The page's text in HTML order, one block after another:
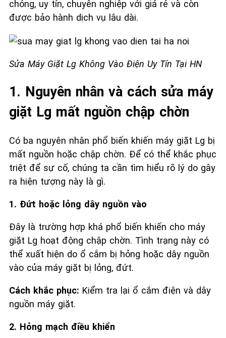
chóng, uy tín, chuyên nghiệp với giá rẻ và còn
được bảo hành dịch vụ lâu dài.
Sửa Máy Giặt Lg Không Vào Điện Uy Tín Tại HN
1. Nguyên nhân và cách sửa máy
giặt Lg mất nguồn chập chờn
Có ba nguyên nhân phổ biến khiến máy giặt Lg bị
mất nguồn hoặc chập chờn. Để có thể khắc phục
triệt để sự cố, chúng ta cần tìm hiểu rõ lý do gây
ra hiện tượng này là gì.
1. Đứt hoặc lỏng dây nguồn vào
Đây là trường hợp khá phổ biến khiến cho máy
giặt Lg hoạt động chập chờn. Tình trạng này có
thể xuất hiện do ổ cắm bị hỏng hoặc dây nguồn
vào của máy giặt bị lỏng, đứt.
Cách khắc phục: Kiểm tra lại ổ cắm điện và dây
nguồn máy giặt.
2. Hỏng mạch điều khiển